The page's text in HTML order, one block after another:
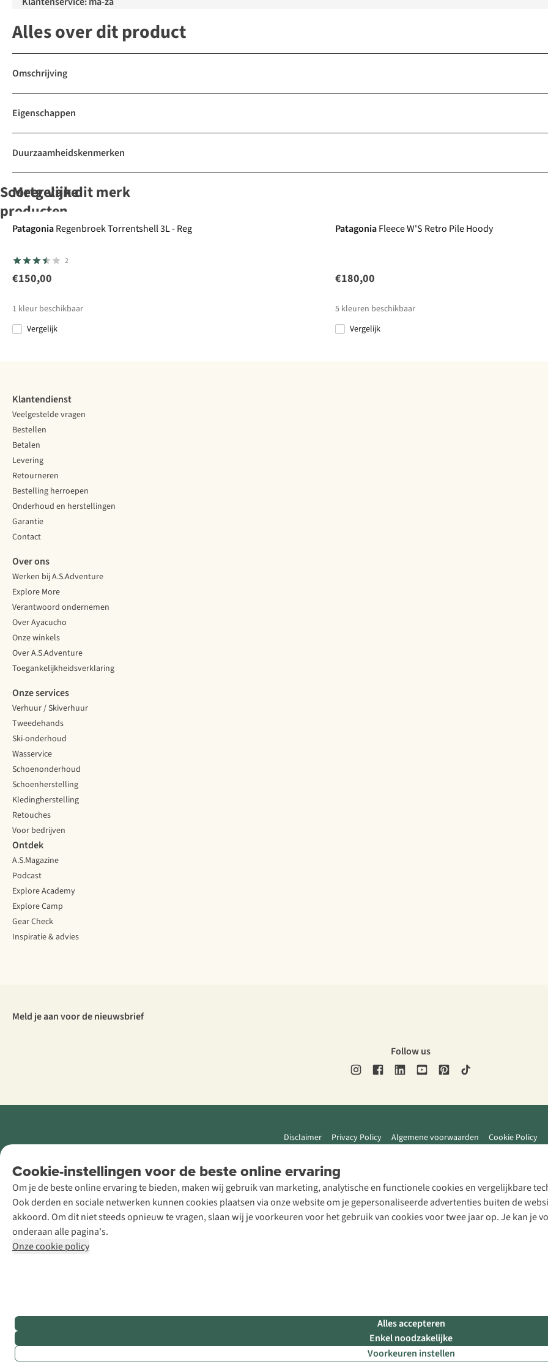
Alles over dit product
Omschrijving
Eigenschappen
Duurzaamheidskenmerken
Soortgelijke
producten
Jurk High
Coast Lite W
Women'S
Redmont
Jurk Abisko
Fjäll Dress
Jurk Abisko
Fjäll Dress
Meer van dit merk
PatagoniaRegenbroek Torrentshell 3L - Reg
2
€150,00
1 kleur beschikbaar
Vergelijk
PatagoniaFleece W'S Retro Pile Hoody
€180,00
5 kleuren beschikbaar
Vergelijk
Cookie-instellingen voor de beste online ervaring
Om je de beste online ervaring te bieden, maken wij gebruik van marketing, analytische en functionele cookies en vergelijkbare
Ook derden en sociale netwerken kunnen cookies plaatsen via onze website om je gepersonaliseerde advertenties buiten de
akkoord. Om dit niet steeds opnieuw te vragen, slaan wij je voorkeuren voor het gebruik van cookies voor twee jaar op. Je kan je
onderaan alle pagina's.
Onze cookie policy
Alles accepteren
Enkel noodzakelijke
Voorkeuren instellen
Klantendienst
Veelgestelde vragen
Bestellen
Betalen
Levering
Retourneren
Bestelling herroepen
Onderhoud en herstellingen
Garantie
Contact
Over ons
Werken bij A.S.Adventure
Explore More
Verantwoord ondernemen
Over Ayacucho
Onze winkels
Over A.S.Adventure
Toegankelijkheidsverklaring
Onze services
Verhuur / Skiverhuur
Tweedehands
Ski-onderhoud
Wasservice
Schoenonderhoud
Schoenherstelling
Kledingherstelling
Retouches
Voor bedrijven
Ontdek
A.S.Magazine
Podcast
Explore Academy
Explore Camp
Gear Check
Inspiratie & advies
Meld je aan voor de nieuwsbrief
Follow us
Disclaimer Privacy Policy Algemene voorwaarden Cookie Policy
Retail Concepts
NV,
Smallandlaan
9, B-2660
Hoboken
+32 (0)3 828
30 15